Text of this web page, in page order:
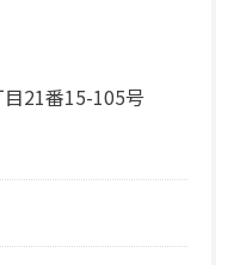
21番15-105号